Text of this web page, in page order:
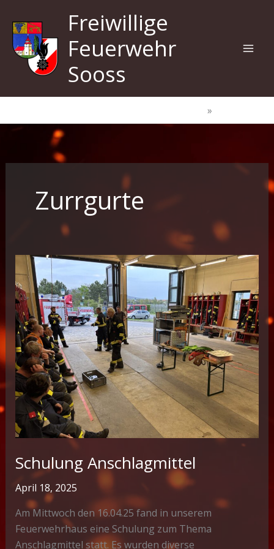
Inhalt
springen
Freiwillige
Feuerwehr
Sooss
Zurrgurte
Schulung Anschlagmittel
April 18, 2025
Am Mittwoch den 16.04.25 fand in unserem
Feuerwehrhaus eine Schulung zum Thema
Anschlagmittel statt. Es wurden diverse